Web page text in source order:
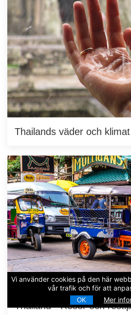
Vi använder cookies på den här
vår trafik och för att
OK Mer
Thailands väder och klimat
Thailand - Resor och